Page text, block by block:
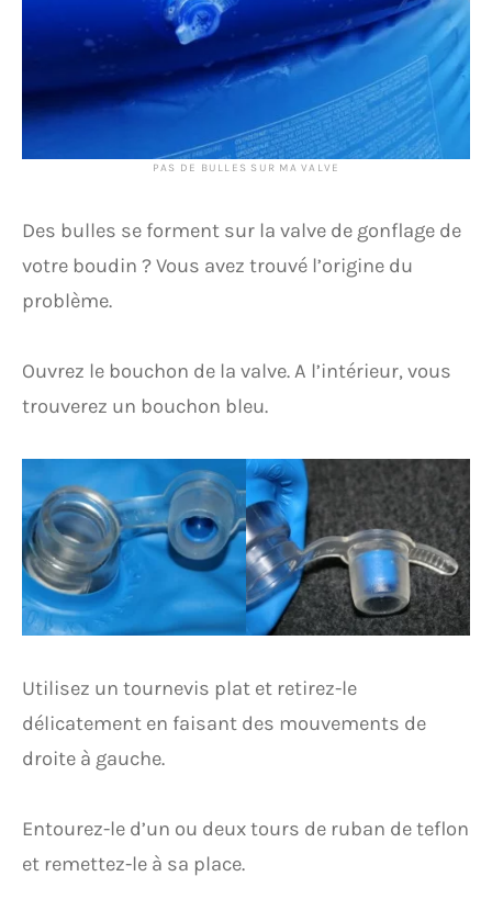
PAS DE BULLES SUR MA VALVE
Des bulles se forment sur la valve de gonflage de
votre boudin ? Vous avez trouvé l’origine du
problème.
Ouvrez le bouchon de la valve. A l’intérieur, vous
trouverez un bouchon bleu.
Utilisez un tournevis plat et retirez-le
délicatement en faisant des mouvements de
droite à gauche.
Entourez-le d’un ou deux tours de ruban de teflon
et remettez-le à sa place.